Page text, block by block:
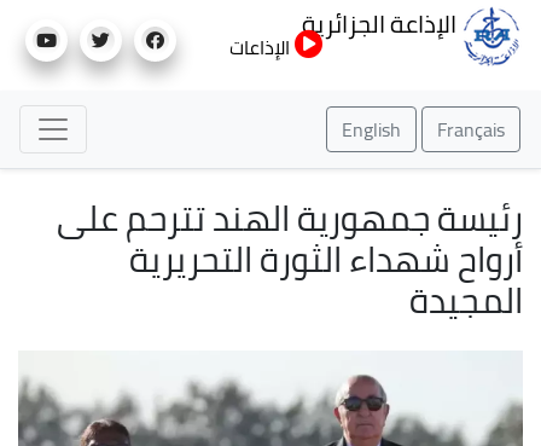
إلى
الإذاعة الجزائرية
الإذاعات
Français
English
رئيسة جمهورية الهند تترحم على
أرواح شهداء الثورة التحريرية
المجيدة